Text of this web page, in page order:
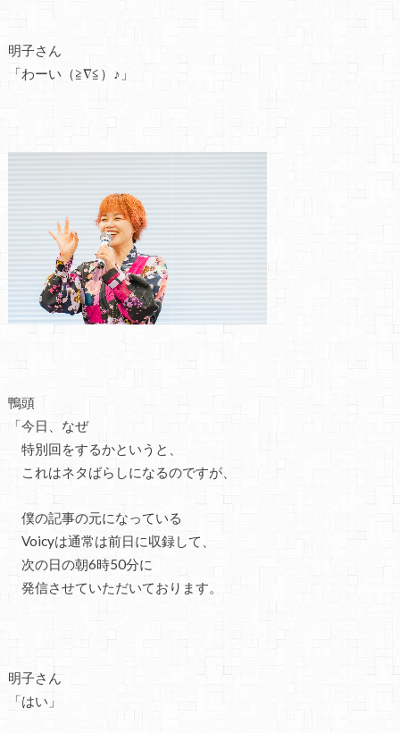
明子さん
「わーい（≧∇≦）♪」
鴨頭
「今日、なぜ
特別回をするかというと、
これはネタばらしになるのですが、
僕の記事の元になっている
Voicyは通常は前日に収録して、
次の日の朝6時50分に
発信させていただいております。
明子さん
「はい」